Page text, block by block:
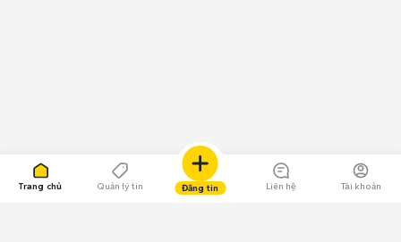
Trang chủ Quản lý tin Đăng tin Liên hệ Tài khoản